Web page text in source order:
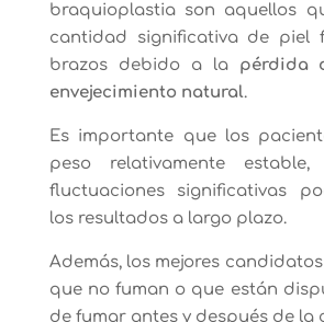
braquioplastia son aquellos
cantidad significativa de piel
brazos debido a la pérdida
envejecimiento natural.
Es importante que los
peso relativamente
fluctuaciones significativas
los resultados a largo plazo.
Además, los mejores
que no fuman o que están
de fumar antes y después de la